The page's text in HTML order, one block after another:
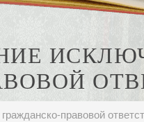
правовой